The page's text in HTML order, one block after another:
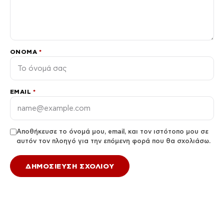
ΌΝΟΜΑ *
EMAIL *
Αποθήκευσε το όνομά μου, email, και τον ιστότοπο μου σε
αυτόν τον πλοηγό για την επόμενη φορά που θα σχολιάσω.